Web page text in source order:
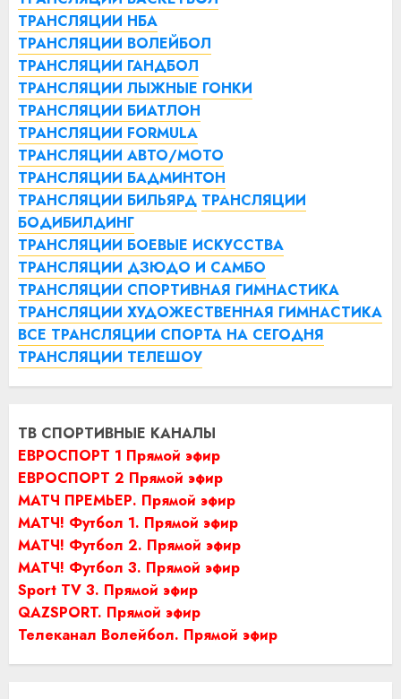
ТРАНСЛЯЦИИ НБА
ТРАНСЛЯЦИИ ВОЛЕЙБОЛ
ТРАНСЛЯЦИИ ГАНДБОЛ
ТРАНСЛЯЦИИ ЛЫЖНЫЕ ГОНКИ
ТРАНСЛЯЦИИ БИАТЛОН
ТРАНСЛЯЦИИ FORMULA
ТРАНСЛЯЦИИ АВТО/МОТО
ТРАНСЛЯЦИИ БАДМИНТОН
ТРАНСЛЯЦИИ БИЛЬЯРД ТРАНСЛЯЦИИ
БОДИБИЛДИНГ
ТРАНСЛЯЦИИ БОЕВЫЕ ИСКУССТВА
ТРАНСЛЯЦИИ ДЗЮДО И САМБО
ТРАНСЛЯЦИИ СПОРТИВНАЯ ГИМНАСТИКА
ТРАНСЛЯЦИИ ХУДОЖЕСТВЕННАЯ ГИМНАСТИКА
ВСЕ ТРАНСЛЯЦИИ СПОРТА НА СЕГОДНЯ
ТРАНСЛЯЦИИ ТЕЛЕШОУ
ТВ СПОРТИВНЫЕ КАНАЛЫ
ЕВРОСПОРТ 1 Прямой эфир
ЕВРОСПОРТ 2 Прямой эфир
МАТЧ ПРЕМЬЕР. Прямой эфир
МАТЧ! Футбол 1. Прямой эфир
МАТЧ! Футбол 2. Прямой эфир
МАТЧ! Футбол 3. Прямой эфир
Sport TV 3. Прямой эфир
QAZSPORT. Прямой эфир
Телеканал Волейбол. Прямой эфир